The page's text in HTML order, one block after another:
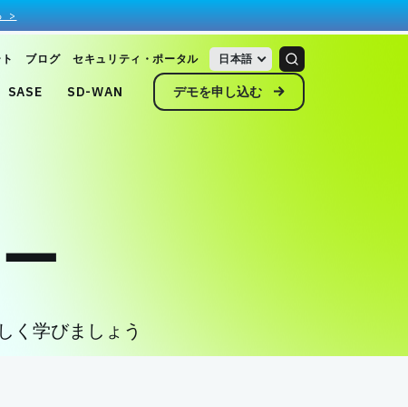
>
ブログ セキュリティ・ポータル 日本語
SASE SD-WAN デモを申し込む
く学びましょう